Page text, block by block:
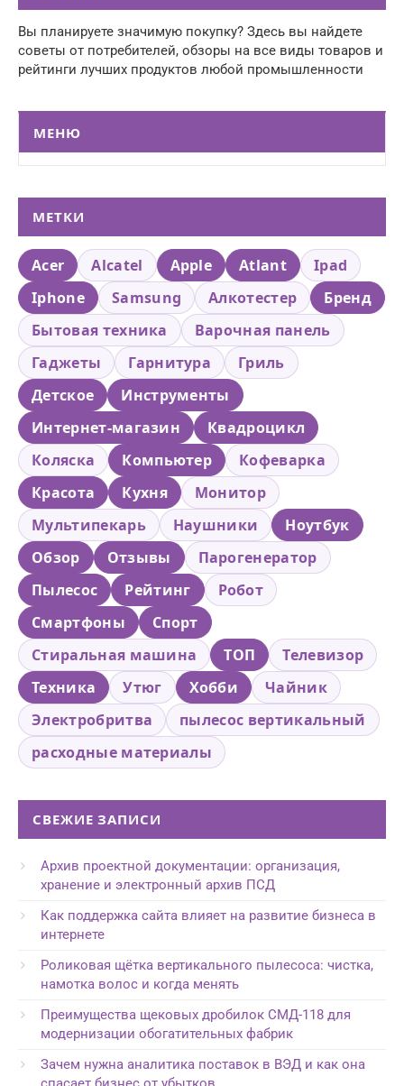
Вы планируете значимую покупку? Здесь вы найдете
советы от потребителей, обзоры на все виды товаров и
рейтинги лучших продуктов любой промышленности
МЕНЮ
МЕТКИ
Acer Alcatel Apple Atlant
Ipad
Iphone
Samsung Алкотестер
Бренд
Бытовая техника
Варочная панель
Гаджеты
Гарнитура
Гриль
Детское
Инструменты
Интернет-магазин
Квадроцикл
Коляска
Компьютер
Кофеварка
Красота
Кухня
Монитор
Мультипекарь
Наушники
Ноутбук
Обзор
Отзывы
Парогенератор
Пылесос
Рейтинг
Робот
Смартфоны
Спорт
Стиральная машина
ТОП
Телевизор
Техника
Утюг Хобби
Чайник
Электробритва
пылесос вертикальный
расходные материалы
СВЕЖИЕ ЗАПИСИ
Архив проектной документации: организация,
хранение и электронный архив ПСД
Как поддержка сайта влияет на развитие бизнеса в
интернете
Роликовая щётка вертикального пылесоса: чистка,
намотка волос и когда менять
Преимущества щековых дробилок СМД-118 для
модернизации обогатительных фабрик
Зачем нужна аналитика поставок в ВЭД и как она